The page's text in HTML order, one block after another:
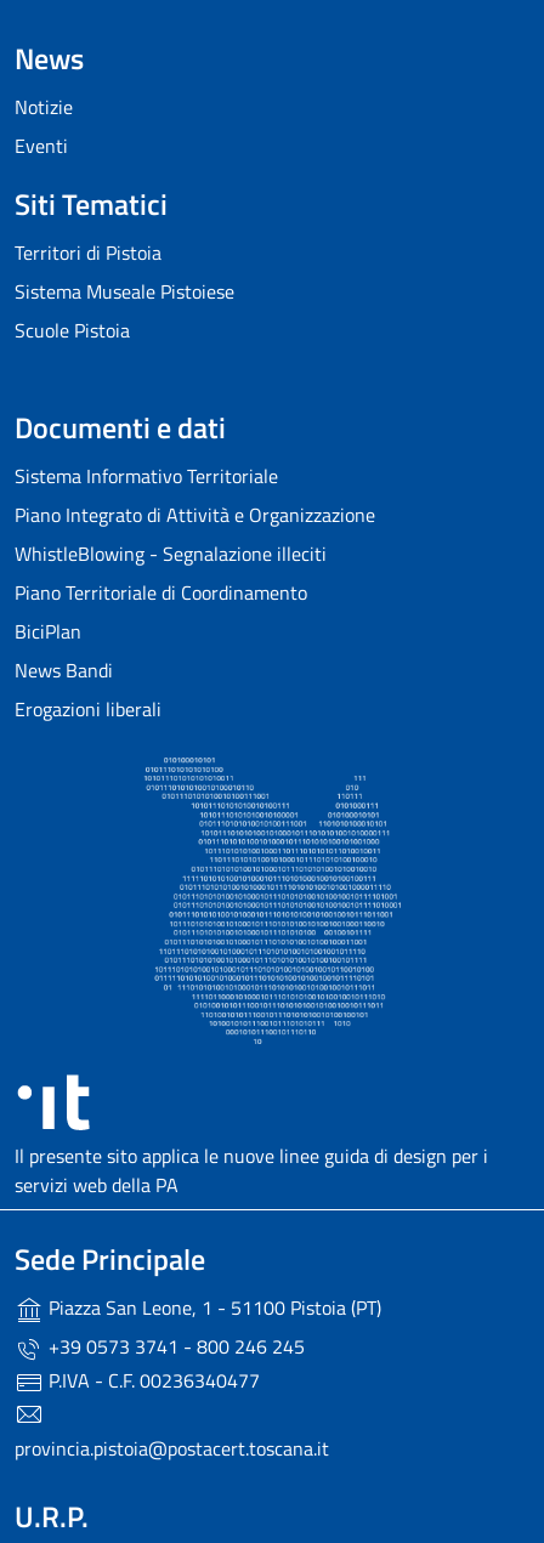
News
Notizie
Eventi
Siti Tematici
Territori di Pistoia
Sistema Museale Pistoiese
Scuole Pistoia
Documenti e dati
Sistema Informativo Territoriale
Piano Integrato di Attività e Organizzazione
WhistleBlowing - Segnalazione illeciti
Piano Territoriale di Coordinamento
BiciPlan
News Bandi
Erogazioni liberali
Il presente sito applica le nuove linee guida di design per i
servizi web della PA
Sede Principale
Piazza San Leone, 1 - 51100 Pistoia (PT)
+39 0573 3741 - 800 246 245
P.IVA - C.F. 00236340477
provincia.pistoia@postacert.toscana.it
U.R.P.